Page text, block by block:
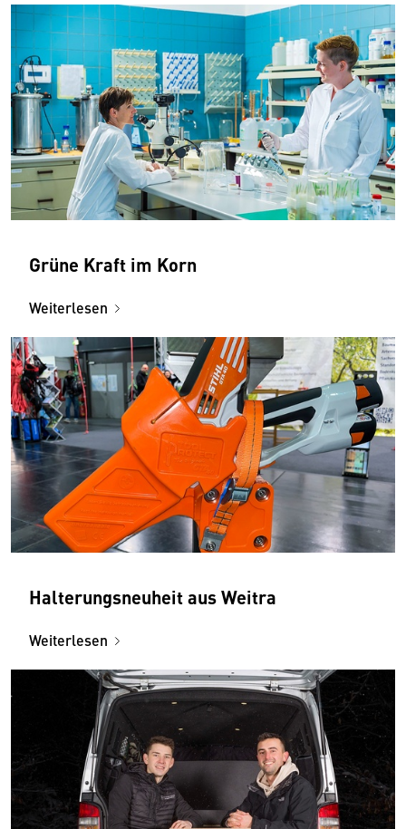
Grüne Kraft im Korn
Weiterlesen
Halterungsneuheit aus Weitra
Weiterlesen